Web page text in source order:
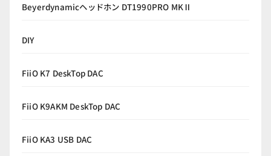
Beyerdynamicヘッドホン DT1990PRO MKⅡ
DIY
FiiO K7 DeskTop DAC
FiiO K9AKM DeskTop DAC
FiiO KA3 USB DAC